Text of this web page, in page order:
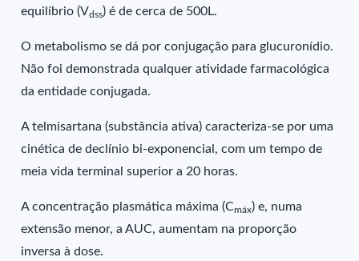
equilíbrio (Vdss) é de cerca de 500L.
O metabolismo se dá por conjugação para glucuronídio.
Não foi demonstrada qualquer atividade farmacológica
da entidade conjugada.
A telmisartana (substância ativa) caracteriza-se por uma
cinética de declínio bi-exponencial, com um tempo de
meia vida terminal superior a 20 horas.
A concentração plasmática máxima (Cmáx) e, numa
extensão menor, a AUC, aumentam na proporção
inversa à dose.